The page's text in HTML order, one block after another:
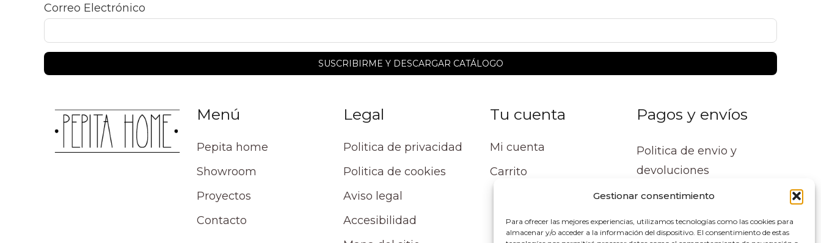
Gestionar consentimiento
Para ofrecer las mejores experiencias, utilizamos tecnologías como las cookies para
almacenar y/o acceder a la información del dispositivo. El consentimiento de estas
Correo Electrónico
Menú
Pepita home
Showroom
Proyectos
Contacto
Legal
Politica de privacidad
Politica de cookies
Aviso legal
Accesibilidad
Tu cuenta
Mi cuenta
Carrito
Pagos y envíos
Politica de envio y
devoluciones